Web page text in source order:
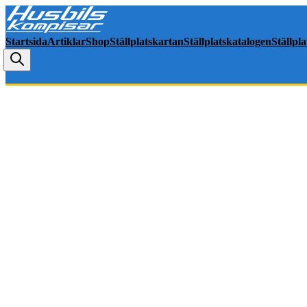
StartsidaArtiklarShopStällplatskartanStällplatskatalogen